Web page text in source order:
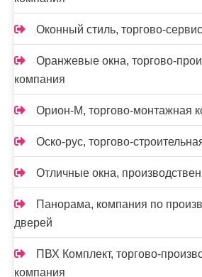
Оконный стиль, торгово-
Оранжевые окна, торгово-
компания
Орион-М, торгово-монтажная
Оско-рус, торгово-
Отличные окна,
Панорама, компания по
дверей
ПВХ Комплект, торгово-
компания